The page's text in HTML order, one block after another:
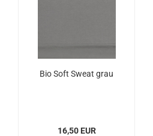
Bio Soft Sweat grau
16,50 EUR